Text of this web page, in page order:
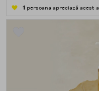
1 persoana apreciază acest